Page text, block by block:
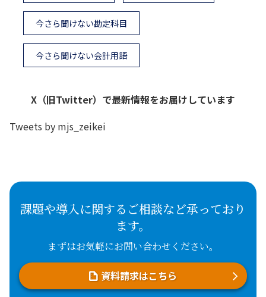
今さら聞けない勘定科目
今さら聞けない会計用語
X（旧Twitter）で最新情報をお届けしています
Tweets by mjs_zeikei
課題や導入に関するご相談など承っており
ます。
まずはお気軽にお問い合わせください。
資料請求はこちら